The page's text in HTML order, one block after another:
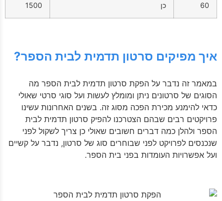
60 כן 1500
איך מפיקים סרטון תדמית לבית הספר?
במאמר זה נדבר על הפקת סרטון תדמית לבית הספר מה
הסוגים של סרטונים ניתן ומומלץ לעשות ועל סוגי סרטי שאולי
כדאי להימנע מכירת הפכה מסוג זה. בשנים האחרונות עשינו
פרויקטים רבים שבהם הצטרכנו להפיק סרטון תדמית לבית
הספר ולהלן כמה דברים חשובים שאולי כן צריך לשקול לפני
שנכנסים לפרויקט לפני שבוחרים סוג של סרטון, נדבר על קשיים
ועל אפשרויות העומדות בפני בית הספר.